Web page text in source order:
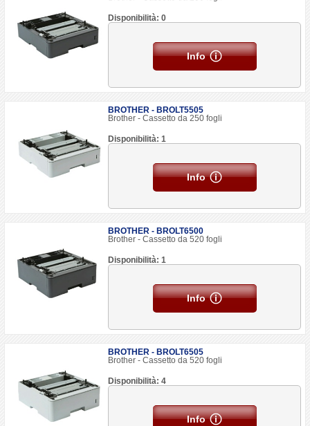
Disponibilità: 0
Info
BROTHER - BROLT5505
Brother - Cassetto da 250 fogli
Disponibilità: 1
Info
BROTHER - BROLT6500
Brother - Cassetto da 520 fogli
Disponibilità: 1
Info
BROTHER - BROLT6505
Brother - Cassetto da 520 fogli
Disponibilità: 4
Info